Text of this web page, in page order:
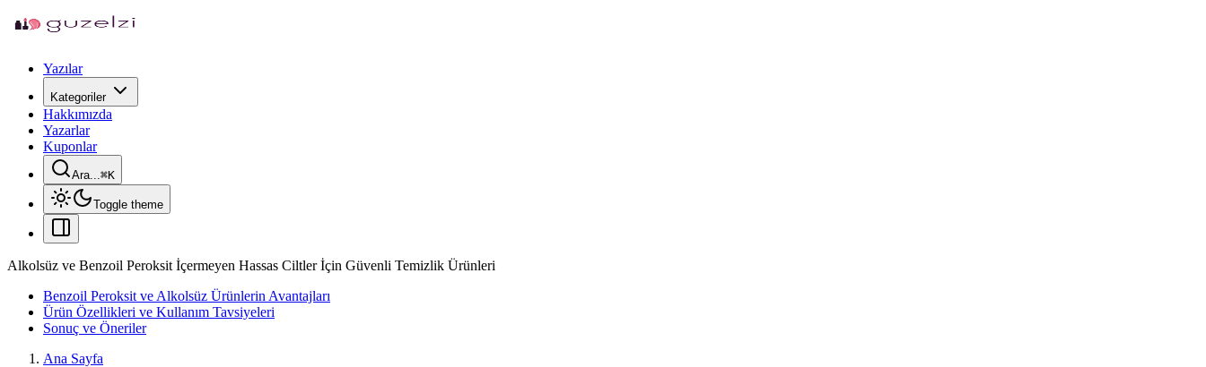
Yazılar
Kategoriler
Hakkımızda
Yazarlar
Kuponlar
Ara...⌘K
Toggle theme
Alkolsüz ve Benzoil Peroksit İçermeyen Hassas Ciltler İçin Güvenli Temizlik Ürünleri
Benzoil Peroksit ve Alkolsüz Ürünlerin Avantajları
Ürün Özellikleri ve Kullanım Tavsiyeleri
Sonuç ve Öneriler
Ana Sayfa